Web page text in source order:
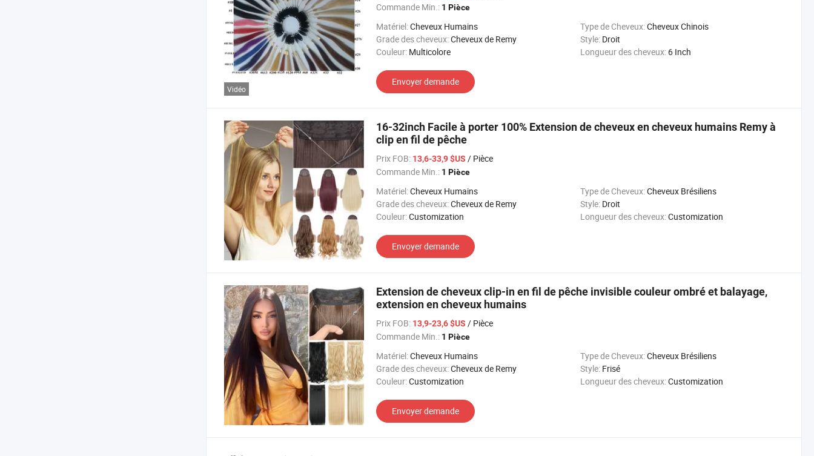
Vidéo
Commande Min.: 1 Pièce
Matériel:Cheveux Humains Type de Cheveux:Cheveux Chinois
Grade des cheveux:Cheveux de Remy Style: Droit
Couleur: Multicolore Longueur des cheveux: 6 Inch
Envoyer demande
16-32inch Facile à porter 100% Extension de cheveux en cheveux humains Remy à
clip en fil de pêche
Prix FOB: 13,6-33,9 $US / Pièce
Commande Min.: 1 Pièce
Matériel:Cheveux Humains Type de Cheveux:Cheveux Brésiliens
Grade des cheveux:Cheveux de Remy Style: Droit
Couleur:Customization Longueur des cheveux:Customization
Envoyer demande
Extension de cheveux clip-in en fil de pêche invisible couleur ombré et balayage,
extension en cheveux humains
Prix FOB: 13,9-23,6 $US / Pièce
Commande Min.: 1 Pièce
Matériel:Cheveux Humains Type de Cheveux:Cheveux Brésiliens
Grade des cheveux:Cheveux de Remy Style: Frisé
Couleur:Customization Longueur des cheveux:Customization
Envoyer demande